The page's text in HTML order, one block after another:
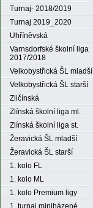
Turnaj- 2018/2019
Turnaj 2019_2020
Uhříněvská
Varnsdorfské školní liga
2017/2018
Velkobystřická ŠL mladší
Velkobystřická ŠL starší
Zličínská
Zlínská školní liga ml.
Zlínská školní liga st.
Žeravická ŠL mladší
Žeravická ŠL starší
1. kolo FL
1. kolo ML
1. kolo Premium ligy
1. turnaj miniházené